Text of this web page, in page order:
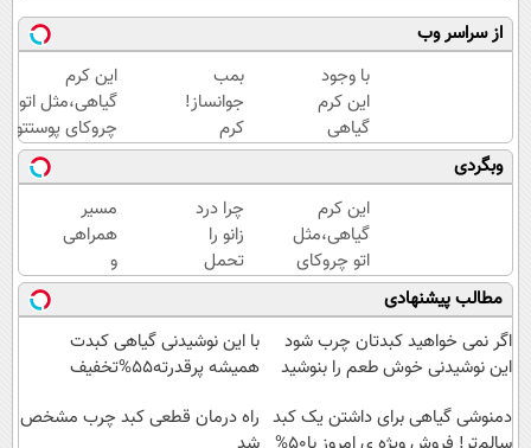
از سراسر وب
با وجود
این کرم
گیاهی
دیگه
دور
بوتاکس
خط
قرمز
بکش!
بمب
جوانساز!
کرم
بوتاکس
جلبک
اسپیرولینا50%تخفیف
این کرم
گیاهی،مثل اتو
چروکای پوستتو
صاف
میکنه!+تخفیف
ویژه
وبگردی
این کرم
گیاهی،مثل
اتو چروکای
پوستتوصاف
میکنه!50%تخفیف
چرا درد
زانو را
تحمل
می‌کنی؟
خیلی
ساده
درمنزل
کن
مسیر
همراهی
و
گزارش
عملکرد
گروه
اسنپ
۱۴۰۴
مطالب پیشنهادی
اگر نمی خواهید کبدتان چرب شود
این نوشیدنی خوش طعم را بنوشید
با این نوشیدنی گیاهی کبدت
همیشه پرقدرته55%تخفیف
دمنوشی گیاهی برای داشتن یک کبد راه درمان قطعی کبد چرب مشخص